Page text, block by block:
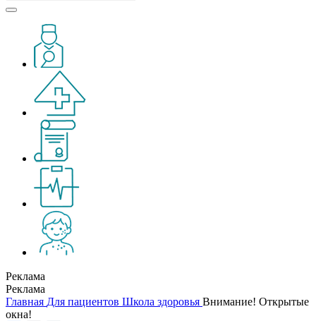
Реклама
Реклама
Главная Для пациентов Школа здоровья Внимание! Открытые
окна!